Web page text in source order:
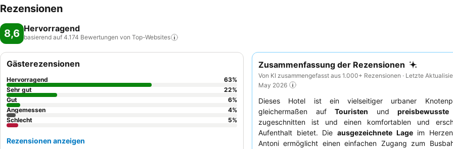
Rezensionen
8,6 Hervorragend
basierend auf 4.174 Bewertungen von Top-Websites
Zusammenfassung der Rezensionen
Von KI zusammengefasst aus 1.000+ Rezensionen · Letzte
May 2026
Dieses Hotel ist ein vielseitiger urbaner
gleichermaßen aufTouristen und
zugeschnitten ist und einen komfortablen und
Aufenthalt bietet. Die ausgezeichnete Lageim
Antoni ermöglicht einen einfachen Zugang zum
Gästerezensionen
Hervorragend 63%
Sehr gut
22%
Gut
6%
Angemessen
4%
Schlecht
5%
Rezensionen anzeigen